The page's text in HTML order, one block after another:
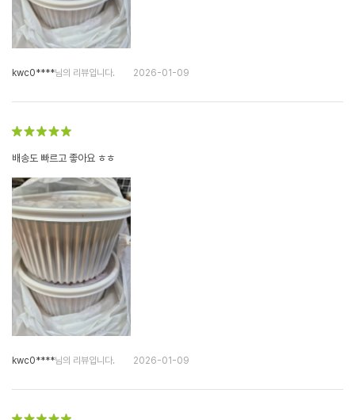
kwc0****님의 리뷰입니다. 2026-01-09
배송도 빠르고 좋아요 ㅎㅎ
kwc0****님의 리뷰입니다. 2026-01-09